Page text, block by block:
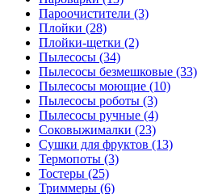
Пароочистители (3)
Плойки (28)
Плойки-щетки (2)
Пылесосы (34)
Пылесосы безмешковые (33)
Пылесосы моющие (10)
Пылесосы роботы (3)
Пылесосы ручные (4)
Соковыжималки (23)
Сушки для фруктов (13)
Термопоты (3)
Тостеры (25)
Триммеры (6)